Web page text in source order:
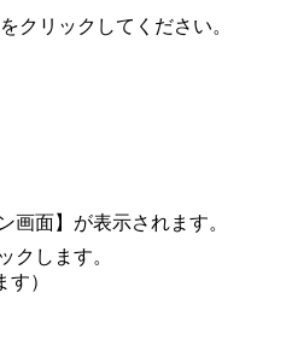
クリックしてください。
画面】が表示されます。
クします。
）